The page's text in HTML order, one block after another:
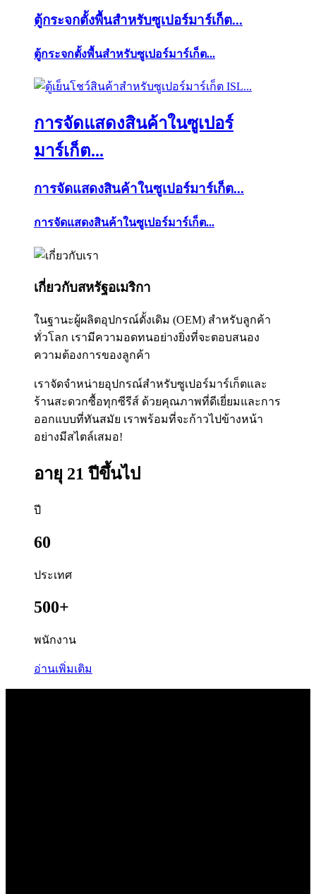
ตู้กระจกตั้งพื้นสำหรับซูเปอร์มาร์เก็ต...
ตู้กระจกตั้งพื้นสำหรับซูเปอร์มาร์เก็ต...
การจัดแสดงสินค้าในซูเปอร์
มาร์เก็ต...
การจัดแสดงสินค้าในซูเปอร์มาร์เก็ต...
การจัดแสดงสินค้าในซูเปอร์มาร์เก็ต...
เกี่ยวกับสหรัฐอเมริกา
ในฐานะผู้ผลิตอุปกรณ์ดั้งเดิม (OEM) สำหรับลูกค้า
ทั่วโลก เรามีความอดทนอย่างยิ่งที่จะตอบสนอง
ความต้องการของลูกค้า
เราจัดจำหน่ายอุปกรณ์สำหรับซูเปอร์มาร์เก็ตและ
ร้านสะดวกซื้อทุกซีรีส์ ด้วยคุณภาพที่ดีเยี่ยมและการ
ออกแบบที่ทันสมัย ​​เราพร้อมที่จะก้าวไปข้างหน้า
อย่างมีสไตล์เสมอ!
อายุ 21 ปีขึ้นไป
ปี
60
ประเทศ
500+
พนักงาน
อ่านเพิ่มเติม